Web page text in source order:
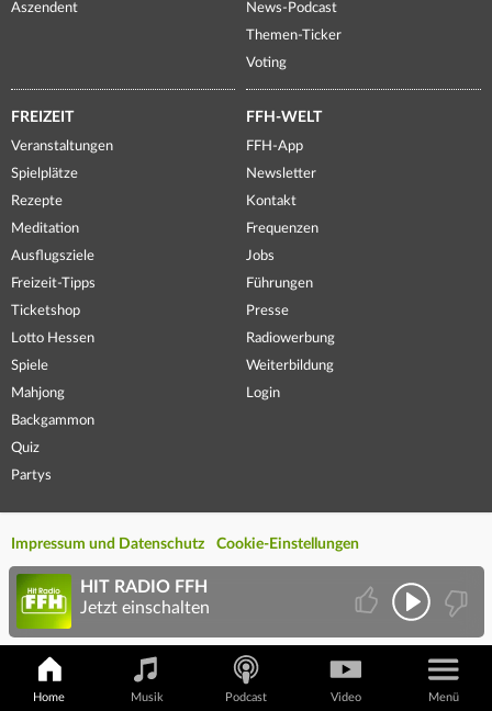
Aszendent
News-Podcast
Themen-Ticker
Voting
FREIZEIT
Veranstaltungen
Spielplätze
Rezepte
Meditation
Ausflugsziele
Freizeit-Tipps
Ticketshop
Lotto Hessen
Spiele
Mahjong
Backgammon
Quiz
Partys
FFH-WELT
FFH-App
Newsletter
Kontakt
Frequenzen
Jobs
Führungen
Presse
Radiowerbung
Weiterbildung
Login
Impressum und Datenschutz Cookie-Einstellungen
Home Musik Podcast Video Menü
HIT RADIO FFH
Jetzt einschalten